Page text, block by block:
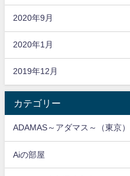
2020年9月
2020年1月
2019年12月
カテゴリー
ADAMAS～アダマス～（東京）
Aiの部屋